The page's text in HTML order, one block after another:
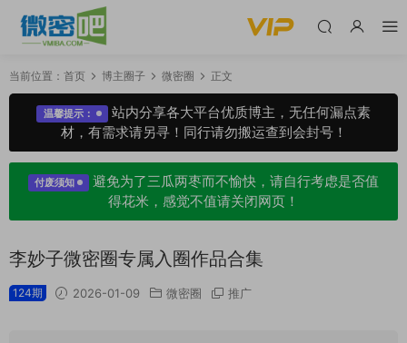
当前位置： 首页 博主圈子 微密圈 正文
温馨提示：
站内分享各大平台优质博主，无任何漏点素
材，有需求请另寻！同行请勿搬运查到会封号！
付废须知
避免为了三瓜两枣而不愉快，请自行考虑是否值
得花米，感觉不值请关闭网页！
李妙子微密圈专属入圈作品合集
124期 2026-01-09 微密圈 推广